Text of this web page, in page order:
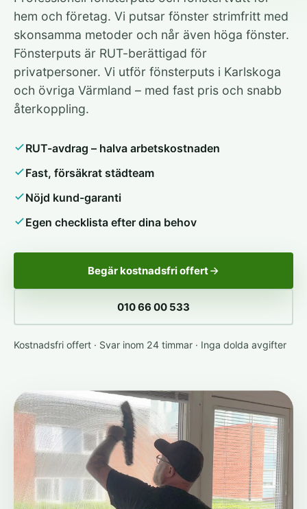
hem och företag. Vi putsar fönster strimfritt med
skonsamma metoder och når även höga fönster.
Fönsterputs är RUT-berättigad för
privatpersoner. Vi utför fönsterputs i Karlskoga
och övriga Värmland – med fast pris och snabb
återkoppling.
RUT-avdrag – halva arbetskostnaden
Fast, försäkrat städteam
Nöjd kund-garanti
Egen checklista efter dina behov
Begär kostnadsfri offert
010 66 00 533
Kostnadsfri offert · Svar inom 24 timmar · Inga dolda avgifter